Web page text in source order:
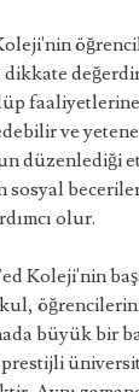
ve
düzenlediği
sosyal
olur.
Koleji'nin
büyük bir